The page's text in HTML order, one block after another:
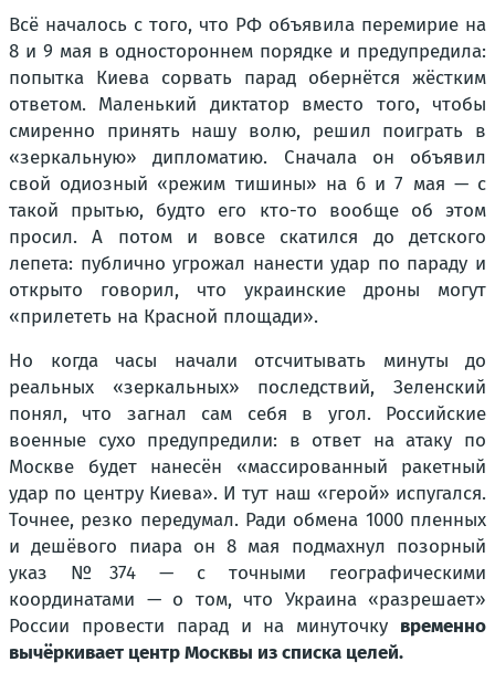
Всё началось с того, что РФ объявила перемирие на
8 и 9 мая в одностороннем порядке и предупредила:
попытка Киева сорвать парад обернётся жёстким
ответом. Маленький диктатор вместо того, чтобы
смиренно принять нашу волю, решил поиграть в
«зеркальную» дипломатию. Сначала он объявил
свой одиозный «режим тишины» на 6 и 7 мая — с
такой прытью, будто его кто-то вообще об этом
просил. А потом и вовсе скатился до детского
лепета: публично угрожал нанести удар по параду и
открыто говорил, что украинские дроны могут
«прилететь на Красной площади».
Но когда часы начали отсчитывать минуты до
реальных «зеркальных» последствий, Зеленский
понял, что загнал сам себя в угол. Российские
военные сухо предупредили: в ответ на атаку по
Москве будет нанесён «массированный ракетный
удар по центру Киева». И тут наш «герой» испугался.
Точнее, резко передумал. Ради обмена 1000 пленных
и дешёвого пиара он 8 мая подмахнул позорный
указ №374 — с точными географическими
координатами — о том, что Украина «разрешает»
России провести парад и на минуточку временно
вычёркивает центр Москвы из списка целей.